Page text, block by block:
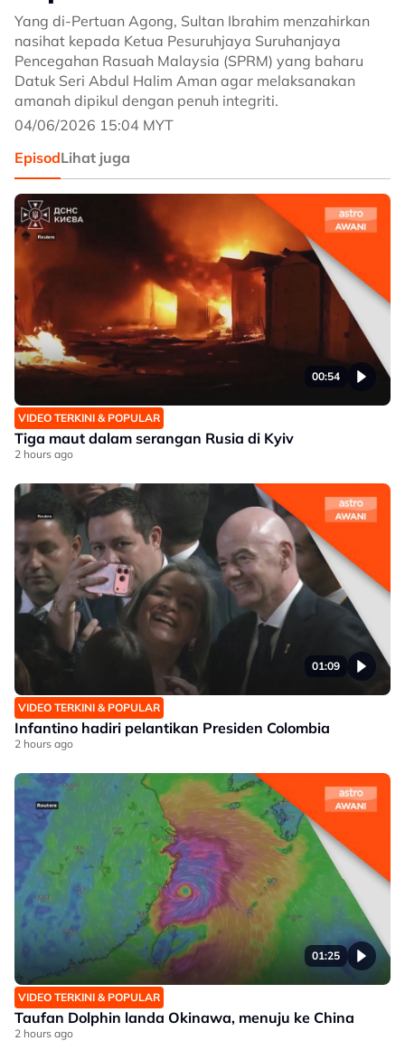
Yang di-Pertuan Agong, Sultan Ibrahim menzahirkan
nasihat kepada Ketua Pesuruhjaya Suruhanjaya
Pencegahan Rasuah Malaysia (SPRM) yang baharu
Datuk Seri Abdul Halim Aman agar melaksanakan
amanah dipikul dengan penuh integriti.
04/06/2026 15:04 MYT
EpisodLihat juga
00:54
VIDEO TERKINI & POPULAR
Tiga maut dalam serangan Rusia di Kyiv
2 hours ago
01:09
VIDEO TERKINI & POPULAR
Infantino hadiri pelantikan Presiden Colombia
2 hours ago
01:25
VIDEO TERKINI & POPULAR
Taufan Dolphin landa Okinawa, menuju ke China
2 hours ago